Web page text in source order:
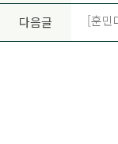
다음글 [훈민